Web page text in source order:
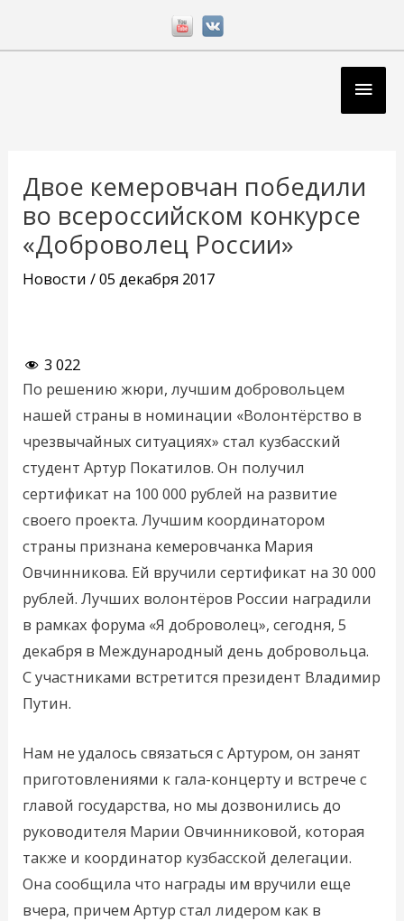
Двое кемеровчан победили
во всероссийском конкурсе
«Доброволец России»
Новости /05 декабря 2017
3 022
По решению жюри, лучшим добровольцем
нашей страны в номинации «Волонтёрство в
чрезвычайных ситуациях» стал кузбасский
студент Артур Покатилов. Он получил
сертификат на 100 000 рублей на развитие
своего проекта. Лучшим координатором
страны признана кемеровчанка Мария
Овчинникова. Ей вручили сертификат на 30 000
рублей. Лучших волонтёров России наградили
в рамках форума «Я доброволец», сегодня, 5
декабря в Международный день добровольца.
С участниками встретится президент Владимир
Путин.
Нам не удалось связаться с Артуром, он занят
приготовлениями к гала-концерту и встрече с
главой государства, но мы дозвонились до
руководителя Марии Овчинниковой, которая
также и координатор кузбасской делегации.
Она сообщила что награды им вручили еще
вчера, причем Артур стал лидером как в
записям